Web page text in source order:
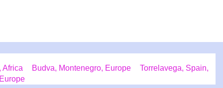
Africa Budva, Montenegro, Europe
Torrelavega, Spain,